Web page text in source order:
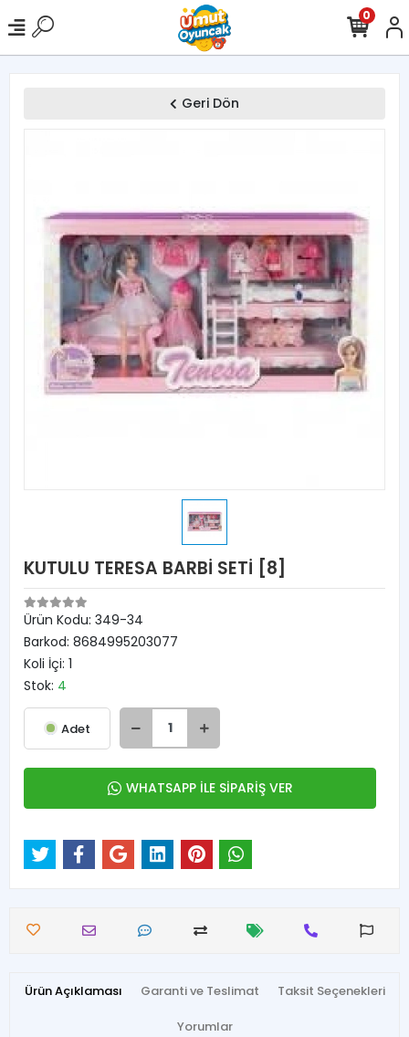
0
Geri Dön
KUTULU TERESA BARBİ SETİ [8]
Ürün Kodu: 349-34
Barkod: 8684995203077
Koli İçi: 1
Stok: 4
Adet
WHATSAPP İLE SİPARİŞ VER
Ürün Açıklaması Garanti ve Teslimat Taksit Seçenekleri
Yorumlar